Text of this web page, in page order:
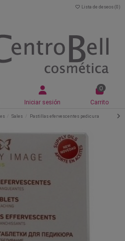
Lista de deseos (0 )
Iniciar sesión
0
Carrito
Sales Pastillas efervescentes pedicura